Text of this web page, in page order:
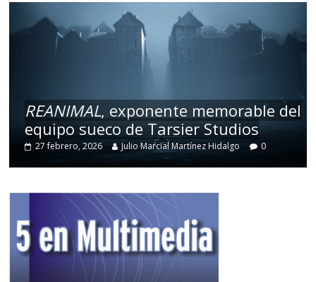
REANIMAL, exponente memorable del
equipo sueco de Tarsier Studios
27 febrero, 2026 Julio Marcial Martínez Hidalgo 0